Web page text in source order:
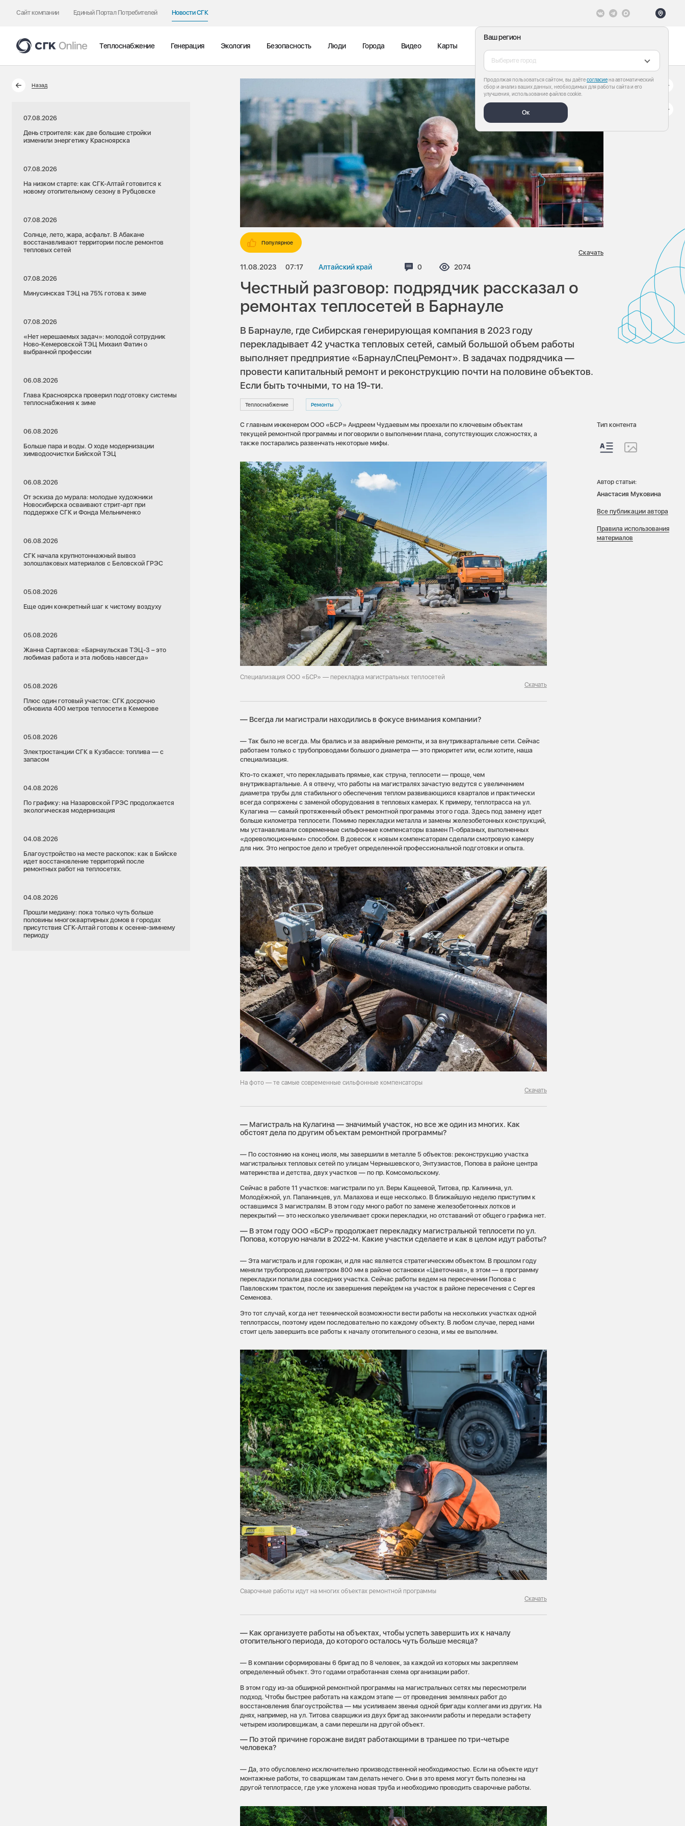
Сайт компании Единый Портал Потребителей Новости СГК
Ваш регион
Выберите город
Продолжая пользоваться сайтом, вы даётесогласиена автоматический
сбор и анализ ваших данных, необходимых для работы сайта и его
улучшения, использование файлов cookie.
Ок
Теплоснабжение Генерация Экология Безопасность Люди Города Видео Карты
Назад
07.08.2026
День строителя: как две большие стройки
изменили энергетику Красноярска
07.08.2026
На низком старте: как СГК-Алтай готовится к
новому отопительному сезону в Рубцовске
07.08.2026
Солнце, лето, жара, асфальт. В Абакане
восстанавливают территории после ремонтов
тепловых сетей
07.08.2026
Минусинская ТЭЦ на 75% готова к зиме
07.08.2026
«Нет нерешаемых задач»: молодой сотрудник
Ново-Кемеровской ТЭЦ Михаил Фатин о
выбранной профессии
06.08.2026
Глава Красноярска проверил подготовку системы
теплоснабжения к зиме
06.08.2026
Больше пара и воды. О ходе модернизации
химводоочистки Бийской ТЭЦ
06.08.2026
От эскиза до мурала: молодые художники
Новосибирска осваивают стрит-арт при
поддержке СГК и Фонда Мельниченко
06.08.2026
СГК начала крупнотоннажный вывоз
золошлаковых материалов с Беловской ГРЭС
05.08.2026
Еще один конкретный шаг к чистому воздуху
05.08.2026
Жанна Сартакова: «Барнаульская ТЭЦ-3 – это
любимая работа и эта любовь навсегда»
05.08.2026
Плюс один готовый участок: СГК досрочно
обновила 400 метров теплосети в Кемерове
05.08.2026
Электростанции СГК в Кузбассе: топлива — с
запасом
04.08.2026
По графику: на Назаровской ГРЭС продолжается
экологическая модернизация
04.08.2026
Благоустройство на месте раскопок: как в Бийске
идет восстановление территорий после
ремонтных работ на теплосетях.
04.08.2026
Прошли медиану: пока только чуть больше
половины многоквартирных домов в городах
присутствия СГК-Алтай готовы к осенне-зимнему
периоду
Популярное
11.08.2023 07:17 Алтайский край Комментариев:
0 Просмотров:
2074
Скачать
Честный разговор: подрядчик рассказал о
ремонтах теплосетей в Барнауле
В Барнауле, где Сибирская генерирующая компания в 2023 году
перекладывает 42 участка тепловых сетей, самый большой объем работы
выполняет предприятие «БарнаулСпецРемонт». В задачах подрядчика —
провести капитальный ремонт и реконструкцию почти на половине объектов.
Если быть точными, то на 19-ти.
Теплоснабжение Ремонты
С главным инженером ООО «БСР» Андреем Чудаевым мы проехали по ключевым объектам
текущей ремонтной программы и поговорили о выполнении плана, сопутствующих сложностях, а
также постарались развенчать некоторые мифы.
Специализация ООО «БСР» — перекладка магистральных теплосетей
Скачать
— Всегда ли магистрали находились в фокусе внимания компании?
— Так было не всегда. Мы брались и за аварийные ремонты, и за внутриквартальные сети. Сейчас
работаем только с трубопроводами большого диаметра — это приоритет или, если хотите, наша
специализация.
Кто-то скажет, что перекладывать прямые, как струна, теплосети — проще, чем
внутриквартальные. А я отвечу, что работы на магистралях зачастую ведутся с увеличением
диаметра трубы для стабильного обеспечения теплом развивающихся кварталов и практически
всегда сопряжены с заменой оборудования в тепловых камерах. К примеру, теплотрасса на ул.
Кулагина — самый протяженный объект ремонтной программы этого года. Здесь под замену идет
больше километра теплосети. Помимо перекладки металла и замены железобетонных конструкций,
мы устанавливали современные сильфонные компенсаторы взамен П-образных, выполненных
«дореволюционным» способом. В довесок к новым компенсаторам сделали смотровую камеру
для них. Это непростое дело и требует определенной профессиональной подготовки и опыта.
На фото — те самые современные сильфонные компенсаторы
Скачать
— Магистраль на Кулагина — значимый участок, но все же один из многих. Как
обстоят дела по другим объектам ремонтной программы?
— По состоянию на конец июля, мы завершили в металле 5 объектов: реконструкцию участка
магистральных тепловых сетей по улицам Чернышевского, Энтузиастов, Попова в районе центра
материнства и детства, двух участков — по пр. Комсомольскому.
Сейчас в работе 11 участков: магистрали по ул. Веры Кащеевой, Титова, пр. Калинина, ул.
Молодёжной, ул. Папанинцев, ул. Малахова и еще несколько. В ближайшую неделю приступим к
оставшимся 3 магистралям. В этом году много работ по замене железобетонных лотков и
перекрытий — это несколько увеличивает сроки перекладки, но отставаний от общего графика нет.
— В этом году ООО «БСР» продолжает перекладку магистральной теплосети по ул.
Попова, которую начали в 2022-м. Какие участки сделаете и как в целом идут работы?
— Эта магистраль и для горожан, и для нас является стратегическим объектом. В прошлом году
меняли трубопровод диаметром 800 мм в районе остановки «Цветочная», в этом — в программу
перекладки попали два соседних участка. Сейчас работы ведем на пересечении Попова с
Павловским трактом, после их завершения перейдем на участок в районе пересечения с Сергея
Семенова.
Это тот случай, когда нет технической возможности вести работы на нескольких участках одной
теплотрассы, поэтому идем последовательно по каждому объекту. В любом случае, перед нами
стоит цель завершить все работы к началу отопительного сезона, и мы ее выполним.
Сварочные работы идут на многих объектах ремонтной программы
Скачать
— Как организуете работы на объектах, чтобы успеть завершить их к началу
отопительного периода, до которого осталось чуть больше месяца?
— В компании сформированы 6 бригад по 8 человек, за каждой из которых мы закрепляем
определенный объект. Это годами отработанная схема организации работ.
В этом году из-за обширной ремонтной программы на магистральных сетях мы пересмотрели
подход. Чтобы быстрее работать на каждом этапе — от проведения земляных работ до
восстановления благоустройства — мы усиливаем звенья одной бригады коллегами из других. На
днях, например, на ул. Титова сварщики из двух бригад закончили работы и передали эстафету
четырем изолировщикам, а сами перешли на другой объект.
— По этой причине горожане видят работающими в траншее по три-четыре
человека?
— Да, это обусловлено исключительно производственной необходимостью. Если на объекте идут
монтажные работы, то сварщикам там делать нечего. Они в это время могут быть полезны на
другой теплотрассе, где уже уложена новая труба и необходимо проводить сварочные работы.
Тип контента
Автор статьи:
Анастасия Муковина
Все публикации автора
Правила использования
материалов